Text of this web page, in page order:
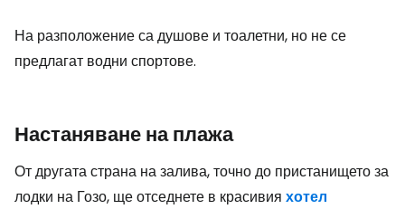
На разположение са душове и тоалетни, но не се
предлагат водни спортове.
Настаняване на плажа
От другата страна на залива, точно до пристанището за
лодки на Гозо, ще отседнете в красивия хотел